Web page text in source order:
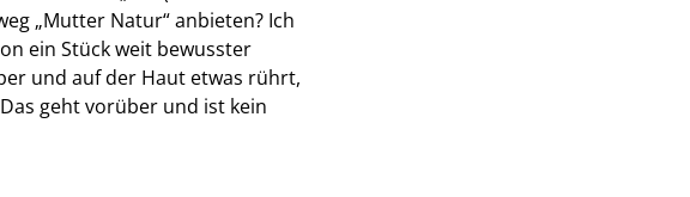
„Mutter Natur“ anbieten? Ich
ein Stück weit bewusster
und auf der Haut etwas rührt,
geht vorüber und ist kein